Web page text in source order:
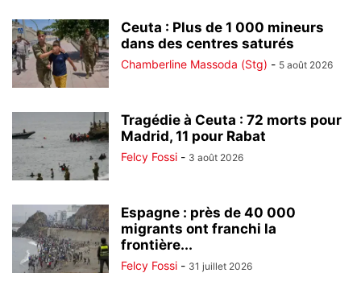
Ceuta : Plus de 1 000 mineurs
dans des centres saturés
Chamberline Massoda (Stg) - 5 août 2026
Tragédie à Ceuta : 72 morts pour
Madrid, 11 pour Rabat
Felcy Fossi - 3 août 2026
Espagne : près de 40 000
migrants ont franchi la
frontière...
Felcy Fossi - 31 juillet 2026